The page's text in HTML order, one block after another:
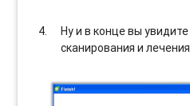
Ну и в конце вы
сканирования и